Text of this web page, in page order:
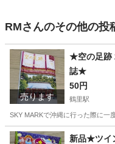
RMさんのその他の投
売ります
★空の足跡
誌★
50円
鶴里駅
SKY MARKで沖縄に行った際に一
愛知 名古屋市 鶴里駅
新品★ツイ